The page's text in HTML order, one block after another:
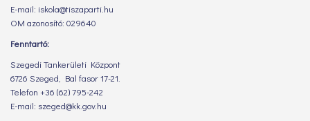
E-mail: iskola@tiszaparti.hu
OM azonosító: 029640
Fenntartó:
Szegedi Tankerületi Központ
6726 Szeged, Bal fasor 17-21.
Telefon +36 (62) 795-242
E-mail: szeged@kk.gov.hu